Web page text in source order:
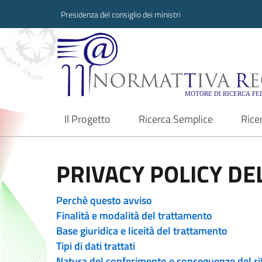
Presidenza del consiglio dei ministri
Normattiva
Il Progetto
current Ricerca Semplice
PRIVACY POLICY
Perchè questo avviso
Finalità e modalità del trattamento
Base giuridica e liceità del trattamento
Tipi di dati trattati